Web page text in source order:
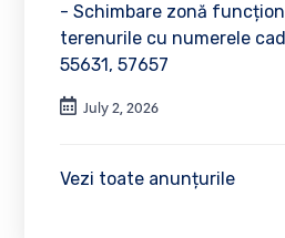
- Schimbare zonă
terenurile cu numerele
55631, 57657
July 2, 2026
Vezi toate anunțurile